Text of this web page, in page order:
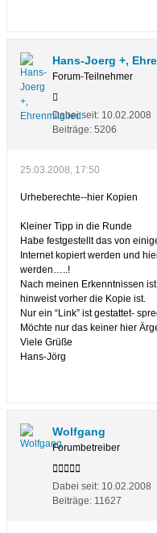
Hans-Joerg +,
Forum-Teilnehmer
Dabei seit: 10.02.2008
Beiträge: 5206
25.03.2008, 17:50
Urheberechte--hier Kopien
Kleiner Tipp in die Runde
Habe festgestellt das von
Internet kopiert werden und
werden…..!
Nach meinen Erkenntnissen
hinweist vorher die Kopie ist.
Nur ein “Link” ist gestattet-
Möchte nur das keiner hier
Viele Grüße
Hans-Jörg
Wolfgang
Forumbetreiber
Dabei seit: 10.02.2008
Beiträge: 11627